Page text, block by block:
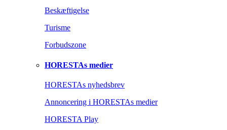
Beskæftigelse
Turisme
Forbudszone
HORESTAs medier
HORESTAs nyhedsbrev
Annoncering i HORESTAs medier
HORESTA Play